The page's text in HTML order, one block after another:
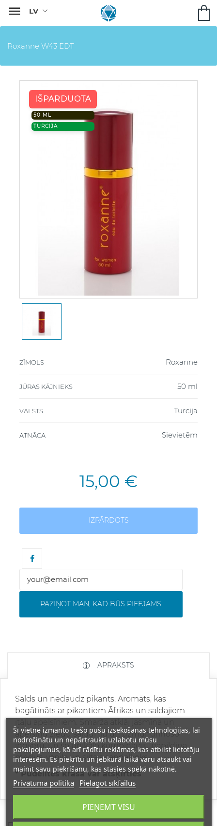

Roxanne W43 EDT
IŠPARDUOTA
50 ML
TURCIJA
ZĪMOLS Roxanne
JŪRAS KĀJNIEKS 50 ml
VALSTS Turcija
ATNĀCA Sievietēm
15,00 €
IZPĀRDOTS
PAZIŅOT MAN, KAD BŪS PIEEJAMS
APRAKSTS
Salds un nedaudz pikants. Aromāts, kas
bagātināts ar pikantiem Āfrikas un saldajiem
apelsīnu ziedu saldumu un uzmundrinošo
ingveru, un šo unikālo kombināciju papildina
medus, vaniļa un siltais sandalkoks.
* Pudelītes krāsa var atšķirties
Šī vietne izmanto trešo pušu izsekošanas tehnoloģijas, lai
nodrošinātu un nepārtraukti uzlabotu mūsu
pakalpojumus, kā arī rādītu reklāmas, kas atbilst lietotāju
interesēm. Es piekrītu un jebkurā laikā varu atsaukt vai
mainīt savu piekrišanu, kas stāsies spēkā nākotnē.
Privātuma politika Pielāgot sīkfailus
PIEŅEMT VISU